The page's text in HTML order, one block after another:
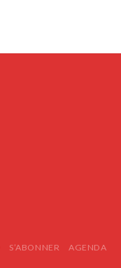
S’ABONNER AGENDA